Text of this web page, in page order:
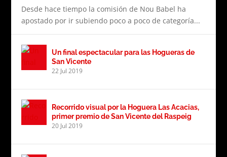
Desde hace tiempo la comisión de Nou Babel ha
apostado por ir subiendo poco a poco de categoría...
Un final espectacular para las Hogueras de
San Vicente
22 Jul 2019
Recorrido visual por la Hoguera Las Acacias,
primer premio de San Vicente del Raspeig
20 Jul 2019